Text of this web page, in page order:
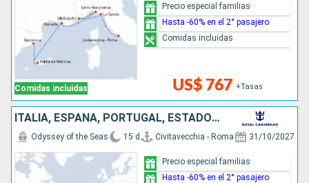
Comidas incluidas US$ 767 +Tasas
Precio especial familias
Hasta -60% en el 2° pasajero
Comidas incluidas
ITALIA, ESPAÑA, PORTUGAL, ESTADOS UNIDOS
Odyssey of the Seas 15 d Civitavecchia - Roma 31/10/2027
Precio especial familias
Hasta -60% en el 2° pasajero